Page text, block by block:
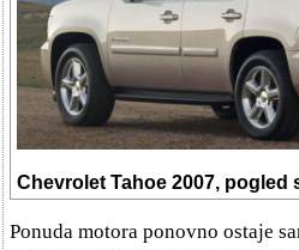
Chevrolet Tahoe 2007, pogled
Ponuda motora ponovno ostaje